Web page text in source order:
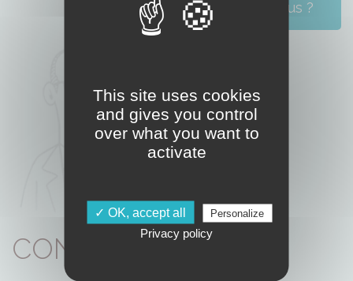
Qui sommes-nous ?
CONTACTEZ-NOUS
This site uses cookies
and gives you control
over what you want to
activate
✓ OK, accept all Personalize
Privacy policy